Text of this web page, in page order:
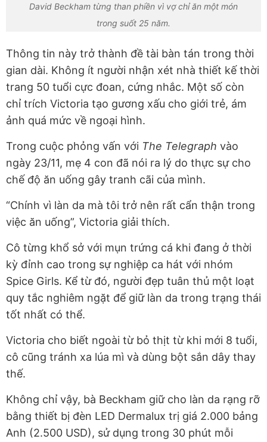
David Beckham từng than phiền vì vợ chỉ ăn một món
trong suốt 25 năm.
Thông tin này trở thành đề tài bàn tán trong thời
gian dài. Không ít người nhận xét nhà thiết kế thời
trang 50 tuổi cực đoan, cứng nhắc. Một số còn
chỉ trích Victoria tạo gương xấu cho giới trẻ, ám
ảnh quá mức về ngoại hình.
Trong cuộc phỏng vấn với The Telegraph vào
ngày 23/11, mẹ 4 con đã nói ra lý do thực sự cho
chế độ ăn uống gây tranh cãi của mình.
“Chính vì làn da mà tôi trở nên rất cẩn thận trong
việc ăn uống”, Victoria giải thích.
Cô từng khổ sở với mụn trứng cá khi đang ở thời
kỳ đỉnh cao trong sự nghiệp ca hát với nhóm
Spice Girls. Kể từ đó, người đẹp tuân thủ một loạt
quy tắc nghiêm ngặt để giữ làn da trong trạng thái
tốt nhất có thể.
Victoria cho biết ngoài từ bỏ thịt từ khi mới 8 tuổi,
cô cũng tránh xa lúa mì và dùng bột sắn dây thay
thế.
Không chỉ vậy, bà Beckham giữ cho làn da rạng rỡ
bằng thiết bị đèn LED Dermalux trị giá 2.000 bảng
Anh (2.500 USD), sử dụng trong 30 phút mỗi